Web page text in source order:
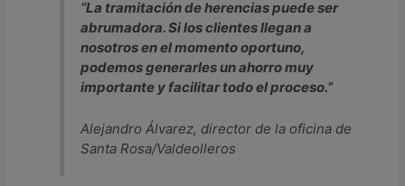
“La tramitación de herencias puede ser
abrumadora. Si los clientes llegan a
nosotros en el momento oportuno,
podemos generarles un ahorro muy
importante y facilitar todo el proceso.”
Alejandro Álvarez, director de la oficina de
Santa Rosa/Valdeolleros